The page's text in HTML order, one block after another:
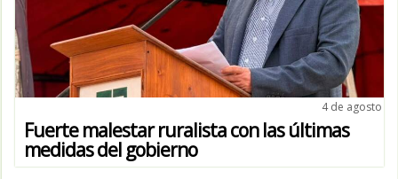
4 de agosto
Fuerte malestar ruralista con las últimas
medidas del gobierno